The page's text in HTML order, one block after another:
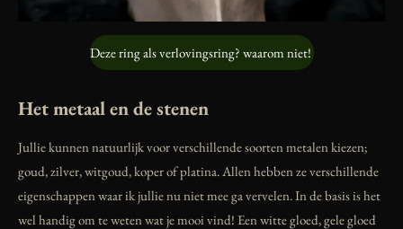
Deze ring als verlovingsring? waarom niet!
Het metaal en de stenen
Jullie kunnen natuurlijk voor verschillende soorten metalen kiezen;
goud, zilver, witgoud, koper of platina. Allen hebben ze verschillende
eigenschappen waar ik jullie nu niet mee ga vervelen. In de basis is het
wel handig om te weten wat je mooi vind! Een witte gloed, gele gloed